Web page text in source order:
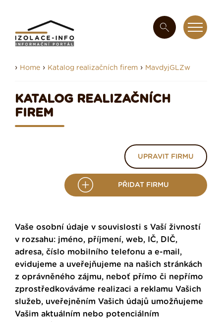
› Home › Katalog realizačních firem › MavdyjGLZw
KATALOG REALIZAČNÍCH
FIREM
UPRAVIT FIRMU
PŘIDAT FIRMU
Vaše osobní údaje v souvislosti s Vaší živností
v rozsahu: jméno, příjmení, web, IČ, DIČ,
adresa, číslo mobilního telefonu a e-mail,
evidujeme a uveřejňujeme na našich stránkách
z oprávněného zájmu, neboť přímo či nepřímo
zprostředkováváme realizaci a reklamu Vašich
služeb, uveřejněním Vašich údajů umožňujeme
Vašim aktuálním nebo potenciálním